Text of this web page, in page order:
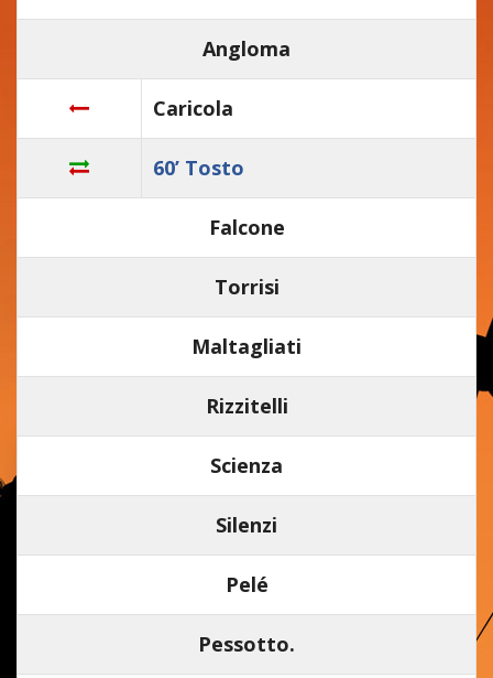
Angloma
Caricola
60’ Tosto
Falcone
Torrisi
Maltagliati
Rizzitelli
Scienza
Silenzi
Pelé
Pessotto.